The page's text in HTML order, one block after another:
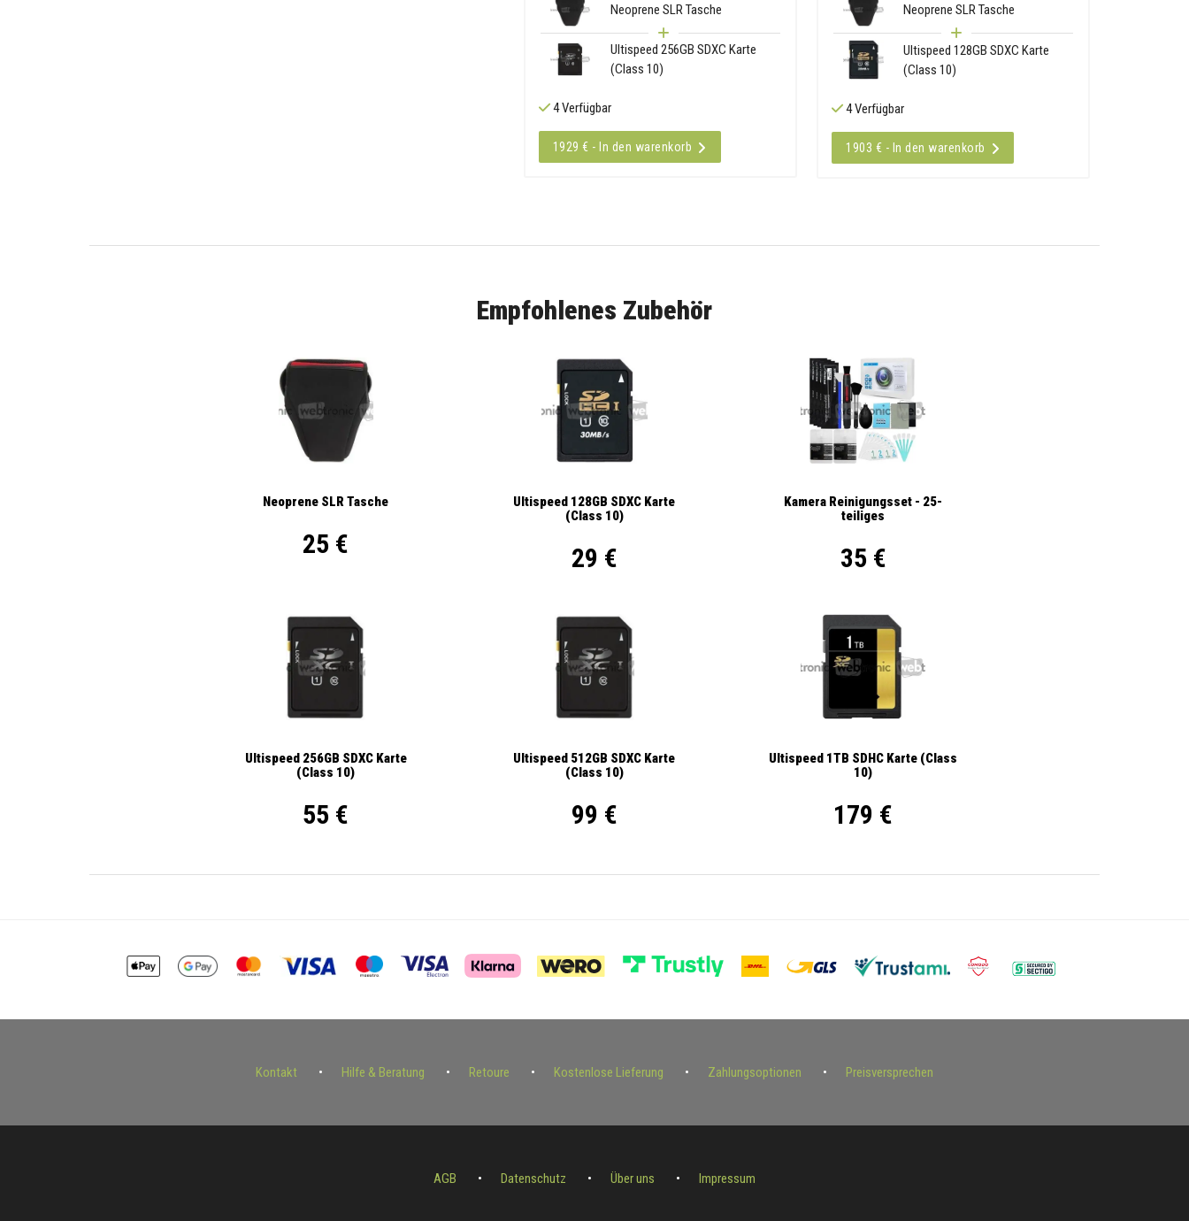
Neoprene SLR Tasche
Ultispeed 256GB SDXC Karte
(Class 10)
4 Verfügbar
1929 € - In den warenkorb
Neoprene SLR Tasche
Ultispeed 128GB SDXC Karte
(Class 10)
4 Verfügbar
1903 € - In den warenkorb
Empfohlenes Zubehör
Neoprene SLR Tasche
25 €
Ultispeed 128GB SDXC Karte
(Class 10)
29 €
Kamera Reinigungsset - 25-
teiliges
35 €
Ultispeed 256GB SDXC Karte
(Class 10)
55 €
Ultispeed 512GB SDXC Karte
(Class 10)
99 €
Ultispeed 1TB SDHC Karte (Class
10)
179 €
Kontakt Hilfe & Beratung Retoure Kostenlose Lieferung Zahlungsoptionen Preisversprechen
AGB Datenschutz Über uns Impressum